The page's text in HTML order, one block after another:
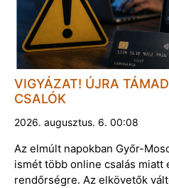
VIGYÁZAT! ÚJRA
CSALÓK
2026. augusztus. 6. 00:08
Az elmúlt napokban Győr-
ismét több online csalás
rendőrségre. Az elkövetők